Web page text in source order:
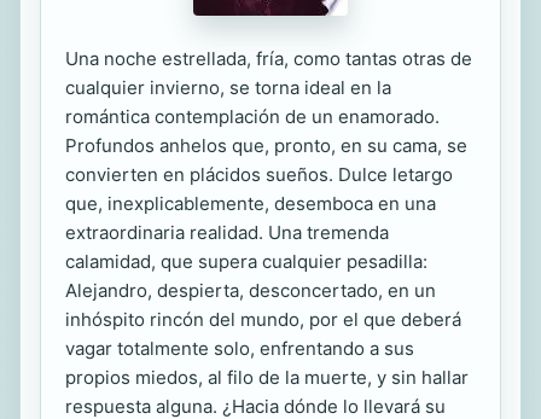
Una noche estrellada, fría, como tantas otras de
cualquier invierno, se torna ideal en la
romántica contemplación de un enamorado.
Profundos anhelos que, pronto, en su cama, se
convierten en plácidos sueños. Dulce letargo
que, inexplicablemente, desemboca en una
extraordinaria realidad. Una tremenda
calamidad, que supera cualquier pesadilla:
Alejandro, despierta, desconcertado, en un
inhóspito rincón del mundo, por el que deberá
vagar totalmente solo, enfrentando a sus
propios miedos, al filo de la muerte, y sin hallar
respuesta alguna. ¿Hacia dónde lo llevará su